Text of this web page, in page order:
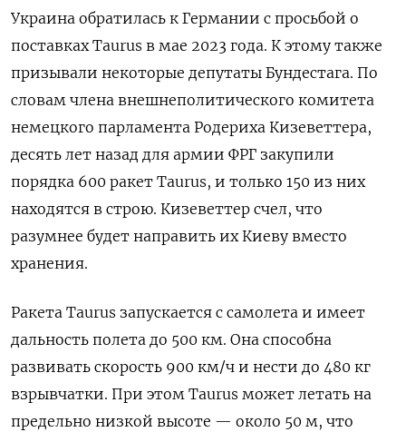
Украина обратилась к Германии с просьбой о
поставках Taurus в мае 2023 года. К этому также
призывали некоторые депутаты Бундестага. По
словам члена внешнеполитического комитета
немецкого парламента Родериха Кизеветтера,
десять лет назад для армии ФРГ закупили
порядка 600 ракет Taurus, и только 150 из них
находятся в строю. Кизеветтер счел, что
разумнее будет направить их Киеву вместо
хранения.
Ракета Taurus запускается с самолета и имеет
дальность полета до 500 км. Она способна
развивать скорость 900 км/ч и нести до 480 кг
взрывчатки. При этом Taurus может летать на
предельно низкой высоте — около 50 м, что